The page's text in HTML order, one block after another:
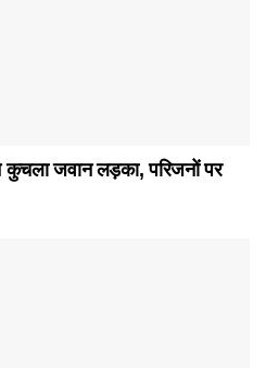
जवान लड़का, परिजनों पर